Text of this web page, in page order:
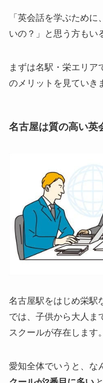
「英会話を学ぶため
いの？」と思う方もい
まずは名駅・栄エリア
のメリットを見ていき
名古屋は質の高い英
名古屋駅をはじめ栄駅
では、子供から大人ま
スクールが存在します。
愛知全体でいうと、な